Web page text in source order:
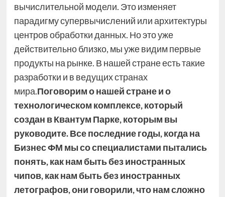
вычислительной модели. Это изменяет
парадигму супервычислений или архитектуры
центров обработки данных. Но это уже
действительно близко, мы уже видим первые
продукты на рынке. В нашей стране есть такие
разработки и в ведущих странах
мира.Поговорим о нашей стране и о
технологическом комплексе, который
создан в Квантум Парке, которым вы
руководите. Все последние годы, когда на
Бизнес ФМ мы со специалистами пытались
понять, как нам быть без иностранных
чипов, как нам быть без иностранных
летографов, они говорили, что нам сложно